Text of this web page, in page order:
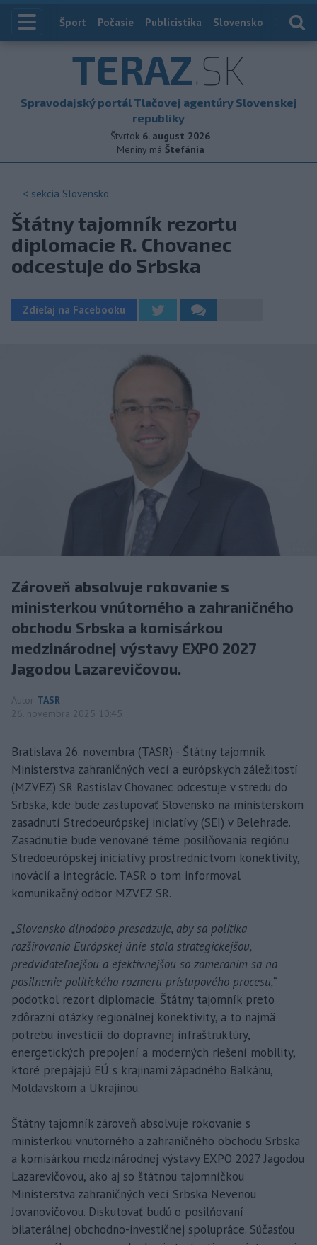
Index
Šport Počasie Publicistika Slovensko
TERAZ.SK
Spravodajský portál Tlačovej agentúry Slovenskej
republiky
Štvrtok 6. august 2026
Meniny má Štefánia
< sekcia Slovensko
Štátny tajomník rezortu
diplomacie R. Chovanec
odcestuje do Srbska
Zdieľaj na Facebooku
Zároveň absolvuje rokovanie s
ministerkou vnútorného a zahraničného
obchodu Srbska a komisárkou
medzinárodnej výstavy EXPO 2027
Jagodou Lazarevičovou.
Autor TASR
26. novembra 2025 10:45
Bratislava 26. novembra (TASR) - Štátny tajomník
Ministerstva zahraničných vecí a európskych záležitostí
(MZVEZ) SR Rastislav Chovanec odcestuje v stredu do
Srbska, kde bude zastupovať Slovensko na ministerskom
zasadnutí Stredoeurópskej iniciatívy (SEI) v Belehrade.
Zasadnutie bude venované téme posilňovania regiónu
Stredoeurópskej iniciatívy prostredníctvom konektivity,
inovácií a integrácie. TASR o tom informoval
komunikačný odbor MZVEZ SR.
„Slovensko dlhodobo presadzuje, aby sa politika
rozširovania Európskej únie stala strategickejšou,
predvídateľnejšou a efektívnejšou so zameraním sa na
posilnenie politického rozmeru prístupového procesu,“
podotkol rezort diplomacie. Štátny tajomník preto
zdôrazní otázky regionálnej konektivity, a to najmä
potrebu investícií do dopravnej infraštruktúry,
energetických prepojení a moderných riešení mobility,
ktoré prepájajú EÚ s krajinami západného Balkánu,
Moldavskom a Ukrajinou.
Štátny tajomník zároveň absolvuje rokovanie s
ministerkou vnútorného a zahraničného obchodu Srbska
a komisárkou medzinárodnej výstavy EXPO 2027 Jagodou
Lazarevičovou, ako aj so štátnou tajomníčkou
Ministerstva zahraničných vecí Srbska Nevenou
Jovanovičovou. Diskutovať budú o posilňovaní
bilaterálnej obchodno-investičnej spolupráce. Súčasťou